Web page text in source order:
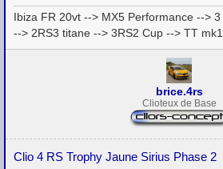
Ibiza FR 20vt --> MX5 Performance -->
--> 2RS3 titane --> 3RS2 Cup --> TT
brice.4rs
Clioteux de Base
Clio 4 RS Trophy Jaune Sirius Phase 2